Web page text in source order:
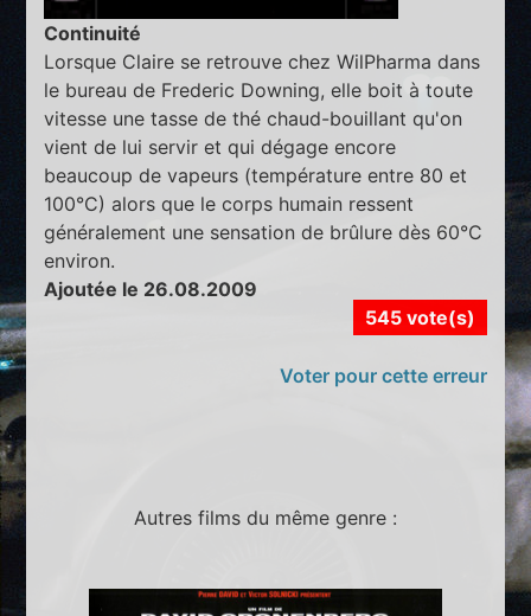
Continuité
Lorsque Claire se retrouve chez WilPharma dans
le bureau de Frederic Downing, elle boit à toute
vitesse une tasse de thé chaud-bouillant qu'on
vient de lui servir et qui dégage encore
beaucoup de vapeurs (température entre 80 et
100°C) alors que le corps humain ressent
généralement une sensation de brûlure dès 60°C
environ.
Ajoutée le 26.08.2009
545 vote(s)
Voter pour cette erreur
Autres films du même genre :